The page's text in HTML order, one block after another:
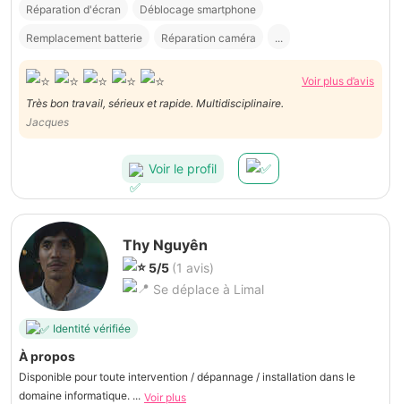
Réparation d'écran Déblocage smartphone
Remplacement batterie Réparation caméra ...
Voir plus d’avis
Très bon travail, sérieux et rapide. Multidisciplinaire.
Jacques
Voir le profil
Thy Nguyên
5/5 (1 avis)
Se déplace à Limal
Identité vérifiée
À propos
Disponible pour toute intervention / dépannage / installation dans le
domaine informatique. ... Voir plus